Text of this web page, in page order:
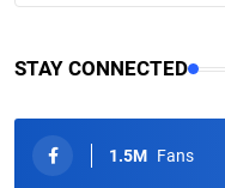
STAY CONNECTED
1.5M Fans